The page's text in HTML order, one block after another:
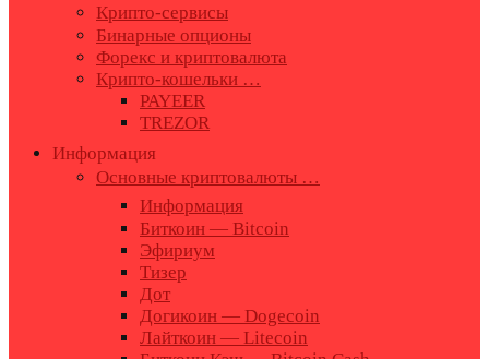
Крипто-сервисы
Бинарные опционы
Форекс и криптовалюта
Крипто-кошельки …
PAYEER
TREZOR
Информация
Основные криптовалюты …
Информация
Биткоин — Bitcoin
Эфириум
Тизер
Дот
Догикоин — Dogecoin
Лайткоин — Litecoin